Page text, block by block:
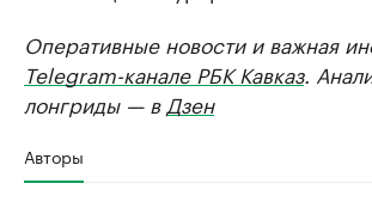
Оперативные новости и важная
Telegram-канале РБК Кавказ.
лонгриды — в Дзен
Авторы